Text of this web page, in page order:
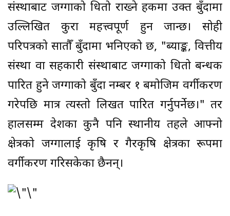
संस्थाबाट जग्गाको धितो राख्ने हकमा उक्त बुँदामा
उल्लिखित कुरा महत्त्वपूर्ण हुन जान्छ। सोही
परिपत्रको सातौँ बुँदामा भनिएको छ, "ब्याङ्क, वित्तीय
संस्था वा सहकारी संस्थाबाट जग्गाको धितो बन्धक
पारित हुने जग्गाको बुँदा नम्बर १ बमोजिम वर्गीकरण
गरेपछि मात्र त्यस्तो लिखत पारित गर्नुपर्नेछ।" तर
हालसम्म देशका कुनै पनि स्थानीय तहले आफ्नो
क्षेत्रको जग्गालाई कृषि र गैरकृषि क्षेत्रका रूपमा
वर्गीकरण गरिसकेका छैनन्।